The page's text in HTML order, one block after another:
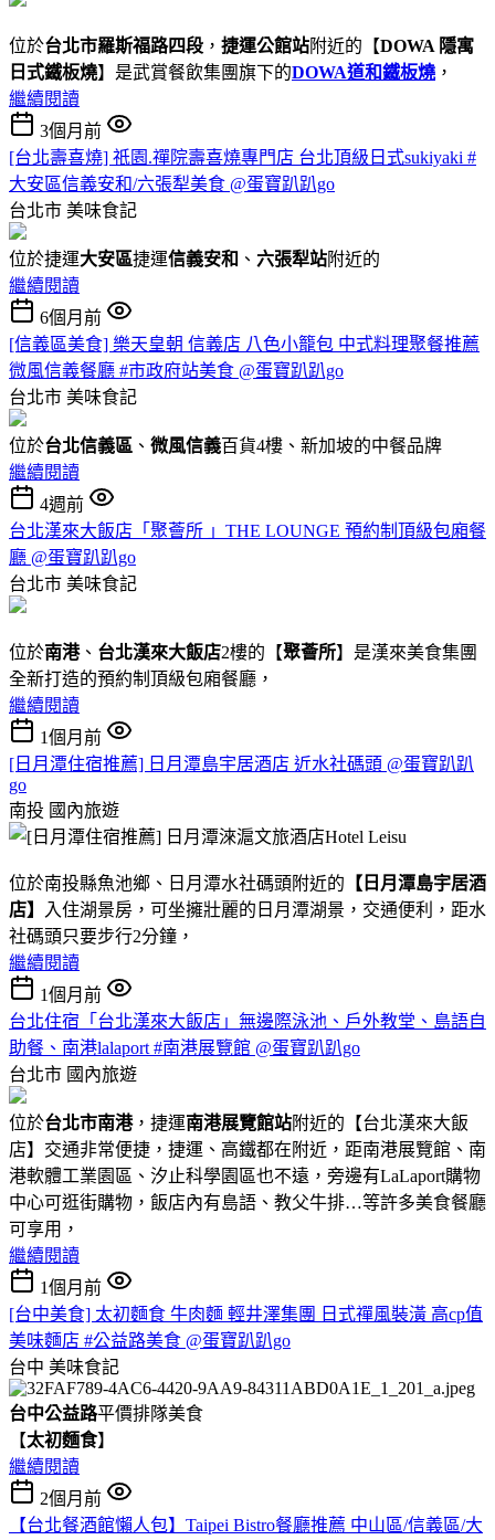
位於台北市羅斯福路四段 ， 捷運公館站附近的【DOWA 隱寓
日式鐵板燒】是武賞餐飲集團旗下的DOWA道和鐵板燒 ，
繼續閱讀
3個月前
[台北壽喜燒] 祇園.禪院壽喜燒專門店 台北頂級日式sukiyaki #
大安區信義安和/六張犁美食 @蛋寶趴趴go
台北市 美味食記
位於捷運大安區捷運信義安和 、 六張犁站附近的
繼續閱讀
6個月前
[信義區美食] 樂天皇朝 信義店 八色小籠包 中式料理聚餐推薦
微風信義餐廳 #市政府站美食 @蛋寶趴趴go
台北市 美味食記
位於台北信義區 、 微風信義百貨4樓、新加坡的中餐品牌
繼續閱讀
4週前
台北漢來大飯店「聚薈所 」THE LOUNGE 預約制頂級包廂餐
廳 @蛋寶趴趴go
台北市 美味食記
位於南港、 台北漢來大飯店2樓的【聚薈所】是漢來美食集團
全新打造的預約制頂級包廂餐廳，
繼續閱讀
1個月前
[日月潭住宿推薦] 日月潭島宇居酒店 近水社碼頭 @蛋寶趴趴
go
南投 國內旅遊
位於南投縣魚池鄉、日月潭水社碼頭附近的 【日月潭島宇居酒
店】
入住湖景房，可坐擁壯麗的日月潭湖景，交通便利，距水
社碼頭只要步行2分鐘，
繼續閱讀
1個月前
台北住宿「台北漢來大飯店」無邊際泳池、戶外教堂、島語自
助餐、南港lalaport #南港展覽館 @蛋寶趴趴go
台北市 國內旅遊
位於台北市南港，捷運南港展覽館站附近的【台北漢來大飯
店】交通非常便捷，捷運、高鐵都在附近，距南港展覽館、南
港軟體工業園區、汐止科學園區也不遠，旁邊有LaLaport購物
中心可逛街購物，飯店內有島語、教父牛排…等許多美食餐廳
可享用，
繼續閱讀
1個月前
[台中美食] 太初麵食 牛肉麵 輕井澤集團 日式禪風裝潢 高cp值
美味麵店 #公益路美食 @蛋寶趴趴go
台中 美味食記
台中公益路平價排隊美食
【太初麵食】
繼續閱讀
2個月前
【台北餐酒館懶人包】Taipei Bistro餐廳推薦 中山區/信義區/大